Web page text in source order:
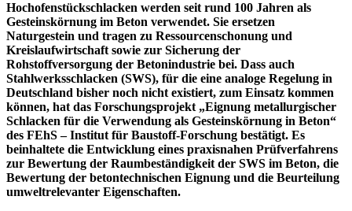
Hochofenstückschlacken werden seit rund 100 Jahren als
Gesteinskörnung im Beton verwendet. Sie ersetzen
Naturgestein und tragen zu Ressourcenschonung und
Kreislaufwirtschaft sowie zur Sicherung der
Rohstoffversorgung der Betonindustrie bei. Dass auch
Stahlwerksschlacken (SWS), für die eine analoge Regelung in
Deutschland bisher noch nicht existiert, zum Einsatz kommen
können, hat das Forschungsprojekt „Eignung metallurgischer
Schlacken für die Verwendung als Gesteinskörnung in Beton“
des FEhS – Institut für Baustoff-Forschung bestätigt. Es
beinhaltete die Entwicklung eines praxisnahen Prüfverfahrens
zur Bewertung der Raumbeständigkeit der SWS im Beton, die
Bewertung der betontechnischen Eignung und die Beurteilung
umweltrelevanter Eigenschaften.